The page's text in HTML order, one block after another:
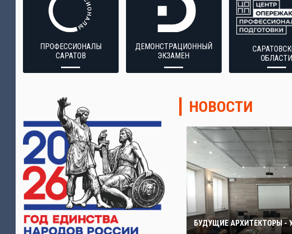
ПРОФЕССИОНАЛЫ
САРАТОВ
ДЕМОНСТРАЦИОННЫЙ
ЭКЗАМЕН
ОБЛАСТИ
НОВОСТИ
БУДУЩИЕ АРХИТЕКТОРЫ -